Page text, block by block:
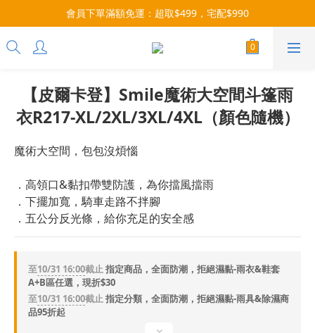
每月9號會員日，消費點數3倍送！把握機會，趕緊下單！
會員下單滿額免運：超取$499，宅配$990
07/28-08/31 爸氣一擊・限時開搶
【皮爾卡登】Smile魔術大空間斗篷雨
衣R217-XL/2XL/3XL/4XL（顏色隨機）
魔術大空間，包包沒煩惱
．高領口&黏扣帶雙防護，為你擋風擋雨
．下擺加寬，騎車走路不拌腳
．五公分反光條，給你充足的安全感
至10/31 16:00截止指定商品，全面防潮，拒絕濕黏-雨衣&鞋套
A+B區任選，現折$30
至10/31 16:00截止指定分類，全面防潮，拒絕濕黏-雨具&除濕商
品95折起